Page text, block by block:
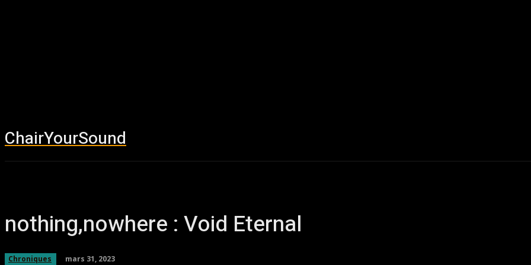
ChairYourSound
nothing,nowhere : Void Eternal
Chroniques mars 31, 2023